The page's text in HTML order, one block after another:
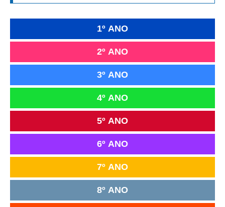
1º ANO
2º ANO
3º ANO
4º ANO
5º ANO
6º ANO
7º ANO
8º ANO